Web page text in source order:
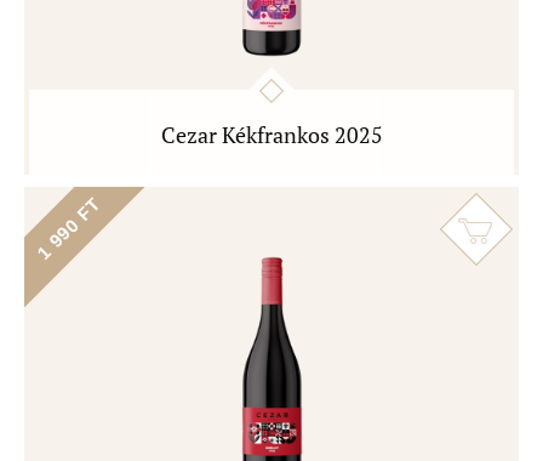
Cezar Kékfrankos 2025
1 990 FT